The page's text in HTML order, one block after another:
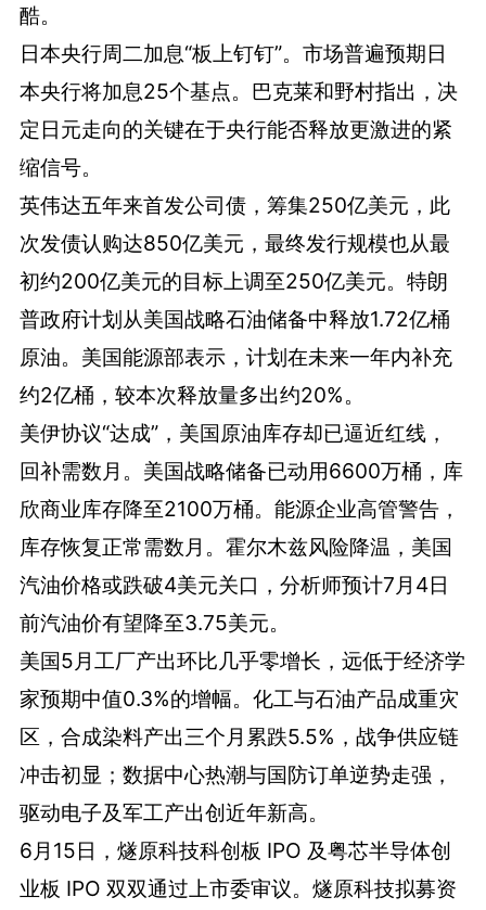
酷。
日本央行周二加息“板上钉钉”。市场普遍预期日
本央行将加息25个基点。巴克莱和野村指出，决
定日元走向的关键在于央行能否释放更激进的紧
缩信号。
英伟达五年来首发公司债，筹集250亿美元，此
次发债认购达850亿美元，最终发行规模也从最
初约200亿美元的目标上调至250亿美元。特朗
普政府计划从美国战略石油储备中释放1.72亿桶
原油。美国能源部表示，计划在未来一年内补充
约2亿桶，较本次释放量多出约20%。
美伊协议“达成”，美国原油库存却已逼近红线，
回补需数月。美国战略储备已动用6600万桶，库
欣商业库存降至2100万桶。能源企业高管警告，
库存恢复正常需数月。霍尔木兹风险降温，美国
汽油价格或跌破4美元关口，分析师预计7月4日
前汽油价有望降至3.75美元。
美国5月工厂产出环比几乎零增长，远低于经济学
家预期中值0.3%的增幅。化工与石油产品成重灾
区，合成染料产出三个月累跌5.5%，战争供应链
冲击初显；数据中心热潮与国防订单逆势走强，
驱动电子及军工产出创近年新高。
6月15日，燧原科技科创板 IPO 及粤芯半导体创
业板 IPO 双双通过上市委审议。燧原科技拟募资